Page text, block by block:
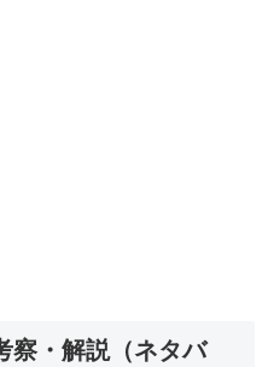
察・解説（ネタバ